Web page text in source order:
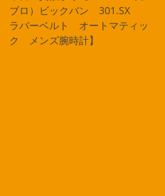
ブロ）ビックバン 301.SX
ラバーベルト オートマティッ
ク メンズ腕時計】